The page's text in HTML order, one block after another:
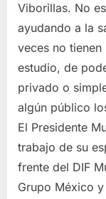
Viborillas. No
ayudando a la
veces no
estudio, de
privado o
algún público
El Presidente
trabajo de su
frente del DIF
Grupo México